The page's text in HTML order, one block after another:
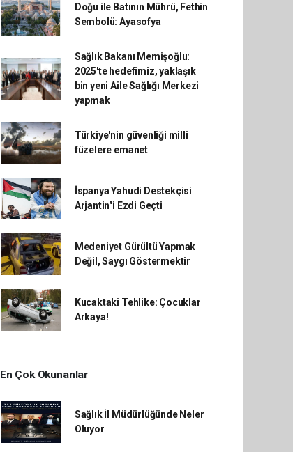
Doğu ile Batının Mührü, Fethin
Sembolü: Ayasofya
Sağlık Bakanı Memişoğlu:
2025'te hedefimiz, yaklaşık
bin yeni Aile Sağlığı Merkezi
yapmak
Türkiye'nin güvenliği milli
füzelere emanet
İspanya Yahudi Destekçisi
Arjantin"i Ezdi Geçti
Medeniyet Gürültü Yapmak
Değil, Saygı Göstermektir
Kucaktaki Tehlike: Çocuklar
Arkaya!
En Çok Okunanlar
Sağlık İl Müdürlüğünde Neler
Oluyor